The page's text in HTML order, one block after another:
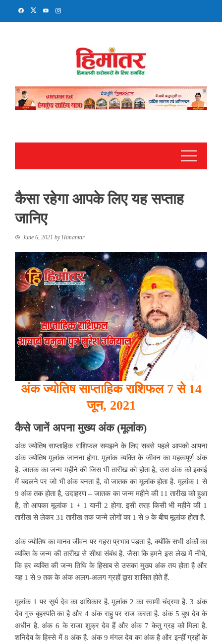
कैसा रहेगा आपके लिए यह सप्‍ताह
जानिए
June 6, 2021 byHimantar
अंक ज्योतिष साप्ताहिक राशिफल 7 से 14
जून, 2021
कैसे जानें अपना मुख्य अंक (मूलांक)
अंक ज्योतिष साप्ताहिक राशिफल समझने के लिए सबसे पहले आपको आपना
अंक ज्योतिष मूलांक जानना होगा. मूलांक व्यक्ति के जीवन का महत्वपूर्ण अंक
है. जातक का जन्म महीने की जिस भी तारीख को होता है, उस अंक को इकाई
में बदलने पर जो भी अंक बनता है, वो जातक का मूलांक होता है. मूलांक 1 से
9 अंक तक होता है, उदाहरण – जातक का जन्म महीने की 11 तारीख को हुआ
है, तो आपका मूलांक 1 + 1 यानी 2 होगा. इसी तरह किसी भी महीने की 1
तारीख से लेकर 31 तारीख तक जन्मे लोगों का 1 से 9 के बीच मूलांक होता है.
अंक ज्योतिष का मानव जीवन पर गहरा प्रभाव पड़ता है, क्योंकि सभी अंकों का
व्यक्ति के जन्म की तारीख से सीधा संबंध है. जैसा कि हमने इस लेख में नीचे,
कि हर व्यक्ति की जन्म तिथि के हिसाब से उसका मुख्य अंक तय होता है और
यह 1 से 9 तक के अंक अलग-अलग ग्रहों द्वारा शासित होते हैं.
मूलांक 1 पर सूर्य देव का अधिकार है. मूलांक 2 का स्वामी चंद्रमा है. 3 अंक
देव गुरु बृहस्पति का है और 4 अंक राहु पर राज करता है. अंक 5 बुध देव के
अधीन है. अंक 6 के राजा शुक्र देव हैं और अंक 7 केतु ग्रह को मिला है.
शनिदेव के हिस्से में 8 अंक है. अंक 9 मंगल देव का अंक है और इन्हीं ग्रहों के